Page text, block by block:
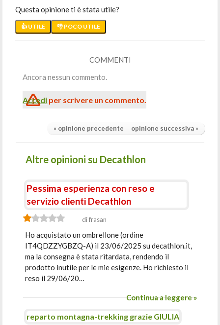
Questa opinione ti è stata utile?
👍 UTILE 👎 POCO UTILE
COMMENTI
Ancora nessun commento.
Accedi per scrivere un commento.
« opinione precedente opinione successiva »
Altre opinioni su Decathlon
Pessima esperienza con reso e
servizio clienti Decathlon
di frasan
Ho acquistato un ombrellone (ordine
IT4QDZZYGBZQ-A) il 23/06/2025 su decathlon.it,
ma la consegna è stata ritardata, rendendo il
prodotto inutile per le mie esigenze. Ho richiesto il
reso il 29/06/20…
Continua a leggere »
reparto montagna-trekking grazie GIULIA